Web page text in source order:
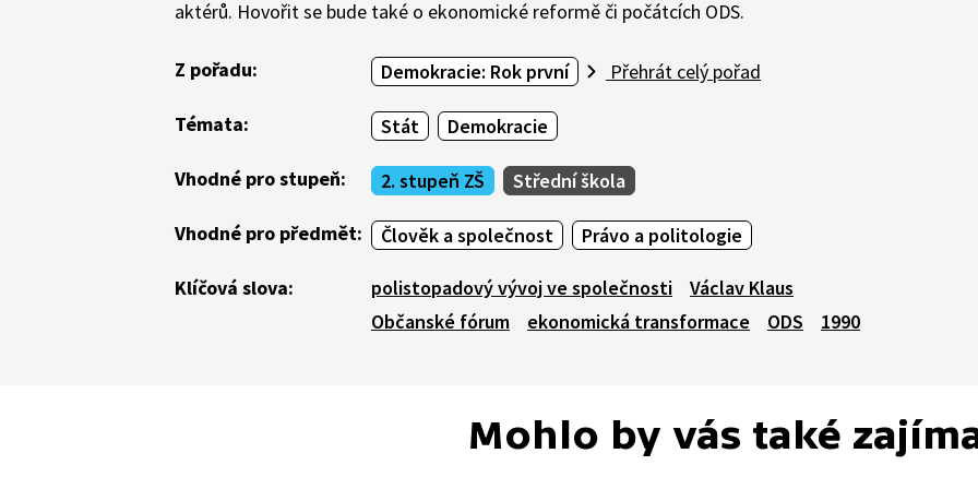
aktérů. Hovořit se bude také o ekonomické reformě či počátcích ODS.
Z pořadu: Demokracie: Rok první Přehrát celý pořad
Témata: Stát Demokracie
Vhodné pro stupeň: 2. stupeň ZŠ Střední škola
Vhodné pro předmět: Člověk a společnost Právo a politologie
Klíčová slova: polistopadový vývoj ve společnosti
Václav Klaus
Občanské fórum
ekonomická transformace ODS 1990
Mohlo by vás také